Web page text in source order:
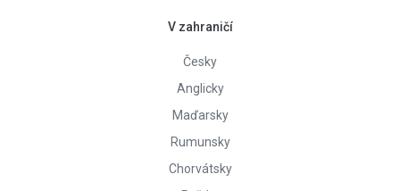
V zahraničí
Česky
Anglicky
Maďarsky
Rumunsky
Chorvátsky